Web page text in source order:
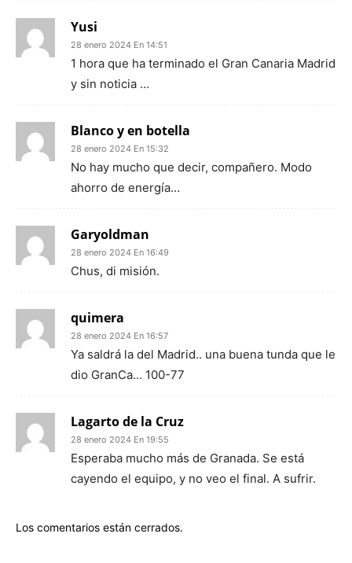
Yusi
28 enero 2024 En 14:51
1 hora que ha terminado el Gran Canaria Madrid
y sin noticia …
Blanco y en botella
28 enero 2024 En 15:32
No hay mucho que decir, compañero. Modo
ahorro de energía…
Garyoldman
28 enero 2024 En 16:49
Chus, di misión.
quimera
28 enero 2024 En 16:57
Ya saldrá la del Madrid.. una buena tunda que le
dio GranCa… 100-77
Lagarto de la Cruz
28 enero 2024 En 19:55
Esperaba mucho más de Granada. Se está
cayendo el equipo, y no veo el final. A sufrir.
Los comentarios están cerrados.